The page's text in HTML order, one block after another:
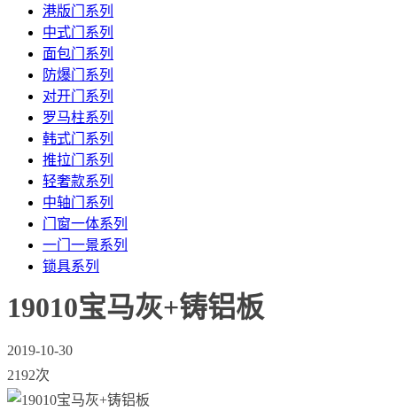
港版门系列
中式门系列
面包门系列
防爆门系列
对开门系列
罗马柱系列
韩式门系列
推拉门系列
轻奢款系列
中轴门系列
门窗一体系列
一门一景系列
锁具系列
19010宝马灰+铸铝板
2019-10-30
2192次